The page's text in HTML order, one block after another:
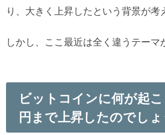
り、大きく上昇したという背景が考
しかし、ここ最近は全く違うテーマ
ビットコインに何が起
円まで上昇したのでしょ